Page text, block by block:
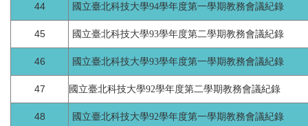
44 國立臺北科技大學94學年度第一學期教務會議紀錄
45 國立臺北科技大學93學年度第二學期教務會議紀錄
46 國立臺北科技大學93學年度第一學期教務會議紀錄
47 國立臺北科技大學92學年度第二學期教務會議紀錄
48 國立臺北科技大學92學年度第一學期教務會議紀錄